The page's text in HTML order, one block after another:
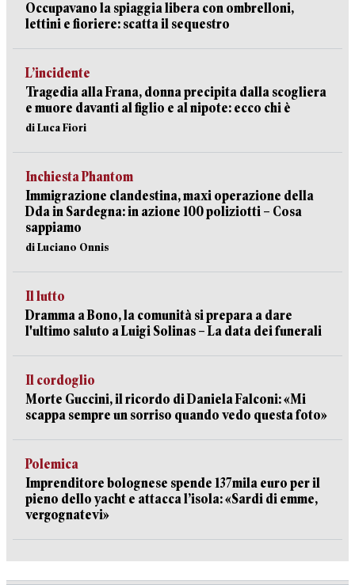
Occupavano la spiaggia libera con ombrelloni,
lettini e fioriere: scatta il sequestro
L’incidente
Tragedia alla Frana, donna precipita dalla scogliera
e muore davanti al figlio e al nipote: ecco chi è
di Luca Fiori
Inchiesta Phantom
Immigrazione clandestina, maxi operazione della
Dda in Sardegna: in azione 100 poliziotti – Cosa
sappiamo
di Luciano Onnis
Il lutto
Dramma a Bono, la comunità si prepara a dare
l'ultimo saluto a Luigi Solinas – La data dei funerali
Il cordoglio
Morte Guccini, il ricordo di Daniela Falconi: «Mi
scappa sempre un sorriso quando vedo questa foto»
Polemica
Imprenditore bolognese spende 137mila euro per il
pieno dello yacht e attacca l’isola: «Sardi di emme,
vergognatevi»